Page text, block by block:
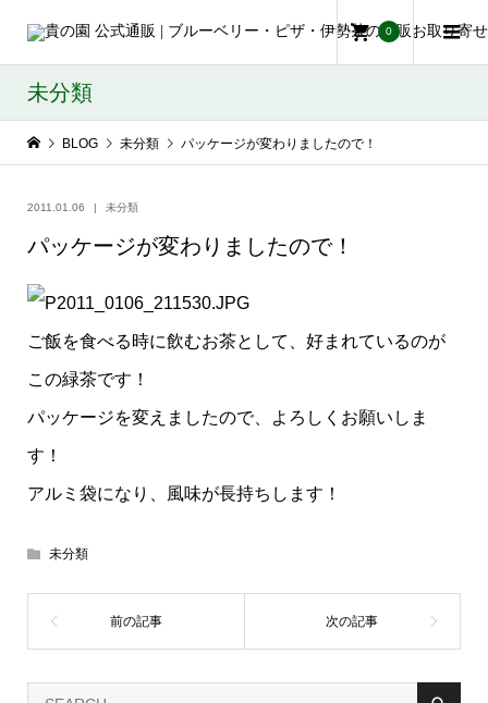
0
未分類
BLOG 未分類 パッケージが変わりましたので！
2011.01.06 未分類
パッケージが変わりましたので！
ご飯を食べる時に飲むお茶として、好まれているのが
この緑茶です！
パッケージを変えましたので、よろしくお願いしま
す！
アルミ袋になり、風味が長持ちします！
未分類